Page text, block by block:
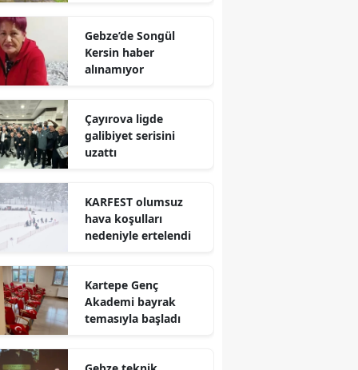
İstanbul
Kars
Kastamonu
Kırklareli
Kocaeli
Konya
Gebze’de Songül
Kersin haber
alınamıyor
Çayırova ligde
galibiyet serisini
uzattı
KARFEST olumsuz
hava koşulları
nedeniyle ertelendi
Kartepe Genç
Akademi bayrak
temasıyla başladı